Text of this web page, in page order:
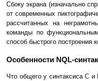
Сбоку экрана (изначально
от современных
рассчитанных на
команды по
способ быстрого построения
Особенности NQL-
Что общего у синтаксиса C